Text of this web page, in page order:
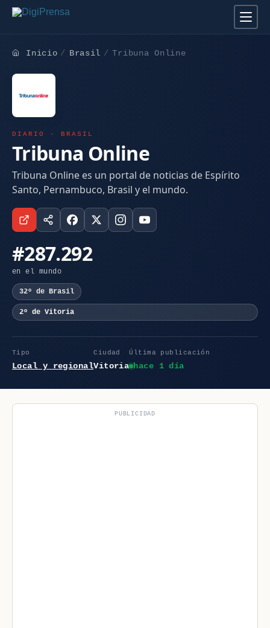
Inicio Brasil Tribuna Online
DIARIO · BRASIL
Tribuna Online
Tribuna Online es un portal de noticias de Espírito
Santo, Pernambuco, Brasil y el mundo.
#287.292
en el mundo
32º de Brasil
2º de Vitoria
Tipo
Local y regional
Ciudad
Vitoria
Última publicación
hace 1 día
PUBLICIDAD